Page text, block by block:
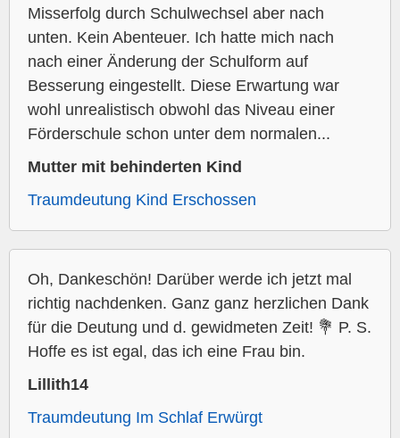
Misserfolg durch Schulwechsel aber nach
unten. Kein Abenteuer. Ich hatte mich nach
nach einer Änderung der Schulform auf
Besserung eingestellt. Diese Erwartung war
wohl unrealistisch obwohl das Niveau einer
Förderschule schon unter dem normalen...
Mutter mit behinderten Kind
Traumdeutung Kind Erschossen
Oh, Dankeschön! Darüber werde ich jetzt mal
richtig nachdenken. Ganz ganz herzlichen Dank
für die Deutung und d. gewidmeten Zeit! 💐 P. S.
Hoffe es ist egal, das ich eine Frau bin.
Lillith14
Traumdeutung Im Schlaf Erwürgt